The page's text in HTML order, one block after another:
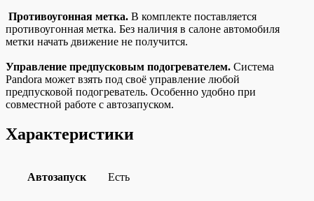
Противоугонная метка. В комплекте поставляется
противоугонная метка. Без наличия в салоне автомобиля
метки начать движение не получится.
Управление предпусковым подогревателем. Система
Pandora может взять под своё управление любой
предпусковой подогреватель. Особенно удобно при
совместной работе с автозапуском.
Характеристики
Автозапуск Есть